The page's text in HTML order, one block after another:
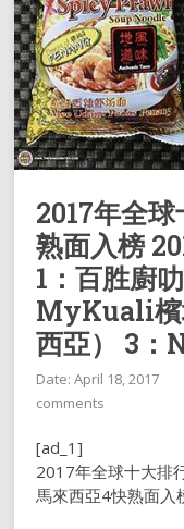
2017年全
熟面入榜
1：百胜廚
MyKuali檳
西亞） 3：
Date: April 18, 2017
comments
[ad_1]
2017年全球十大排
馬來西亞4快熟面入